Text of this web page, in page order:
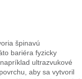
špinavú
bariéra fyzicky
ultrazvukové
aby sa vytvoril